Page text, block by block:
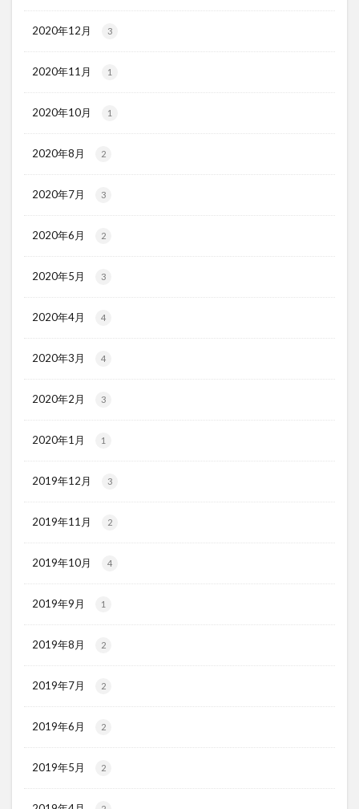
2020年12月 3
2020年11月 1
2020年10月 1
2020年8月 2
2020年7月 3
2020年6月 2
2020年5月 3
2020年4月 4
2020年3月 4
2020年2月 3
2020年1月 1
2019年12月 3
2019年11月 2
2019年10月 4
2019年9月 1
2019年8月 2
2019年7月 2
2019年6月 2
2019年5月 2